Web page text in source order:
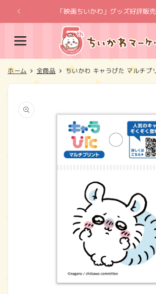
ンツに
進む
「映画ちいかわ」グッズ好評販売
ホーム 全商品 ちいかわ キャラぴた マルチ
報にス
キップ